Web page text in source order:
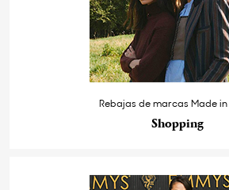
Rebajas de marcas Made
Shopping